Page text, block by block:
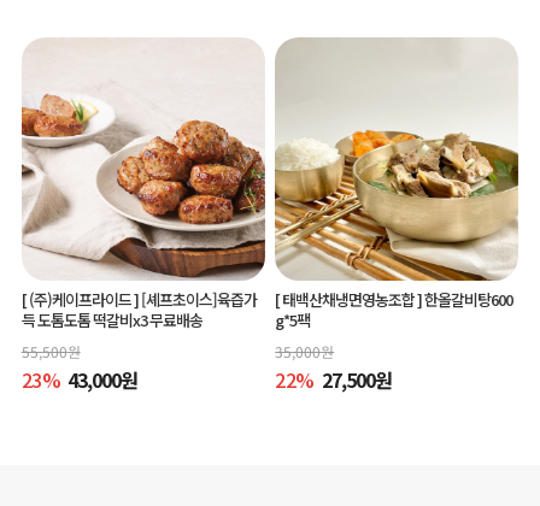
[ (주)케이프라이드 ][셰프초이스]육즙가
득 도톰도톰 떡갈비x3 무료배송
55,500원
23% 43,000원
[ 태백산채냉면영농조합 ]한올갈비탕600
g*5팩
35,000원
22% 27,500원